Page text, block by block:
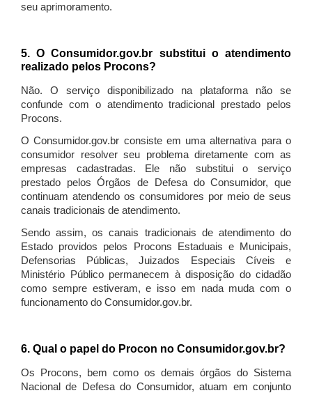
seu aprimoramento.
5. O Consumidor.gov.br substitui o atendimento
realizado pelos Procons?
Não. O serviço disponibilizado na plataforma não se
confunde com o atendimento tradicional prestado pelos
Procons.
O Consumidor.gov.br consiste em uma alternativa para o
consumidor resolver seu problema diretamente com as
empresas cadastradas. Ele não substitui o serviço
prestado pelos Órgãos de Defesa do Consumidor, que
continuam atendendo os consumidores por meio de seus
canais tradicionais de atendimento.
Sendo assim, os canais tradicionais de atendimento do
Estado providos pelos Procons Estaduais e Municipais,
Defensorias Públicas, Juizados Especiais Cíveis e
Ministério Público permanecem à disposição do cidadão
como sempre estiveram, e isso em nada muda com o
funcionamento do Consumidor.gov.br.
6. Qual o papel do Procon no Consumidor.gov.br?
Os Procons, bem como os demais órgãos do Sistema
Nacional de Defesa do Consumidor, atuam em conjunto